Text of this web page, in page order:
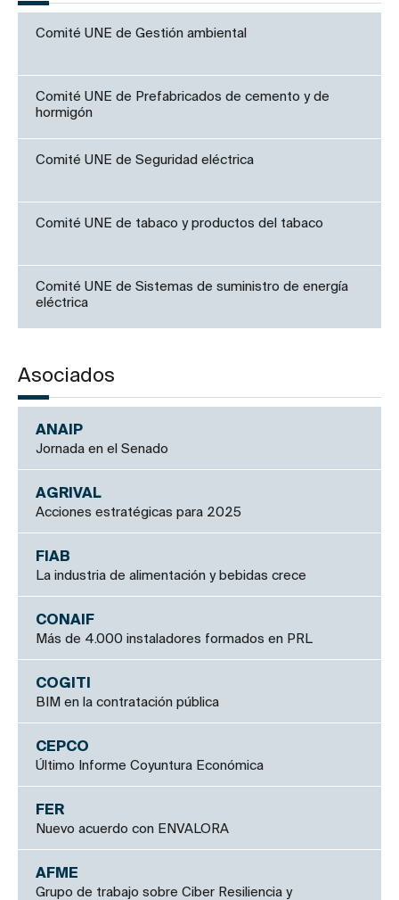
Comité UNE de Gestión ambiental
Comité UNE de Prefabricados de cemento y de
hormigón
Comité UNE de Seguridad eléctrica
Comité UNE de tabaco y productos del tabaco
Comité UNE de Sistemas de suministro de energía
eléctrica
Asociados
ANAIP
Jornada en el Senado
AGRIVAL
Acciones estratégicas para 2025
FIAB
La industria de alimentación y bebidas crece
CONAIF
Más de 4.000 instaladores formados en PRL
COGITI
BIM en la contratación pública
CEPCO
Último Informe Coyuntura Económica
FER
Nuevo acuerdo con ENVALORA
AFME
Grupo de trabajo sobre Ciber Resiliencia y